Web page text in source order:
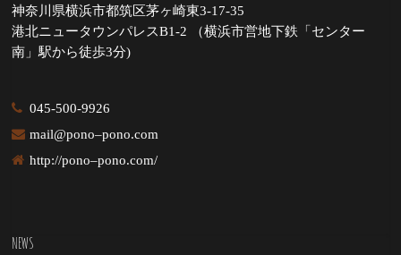
神奈川県横浜市都筑区茅ヶ崎東3-17-35
港北ニュータウンパレスB1-2 （横浜市営地下鉄「センター
南」駅から徒歩3分)
045-500-9926
mail@pono–pono.com
http://pono–pono.com/
NEWS